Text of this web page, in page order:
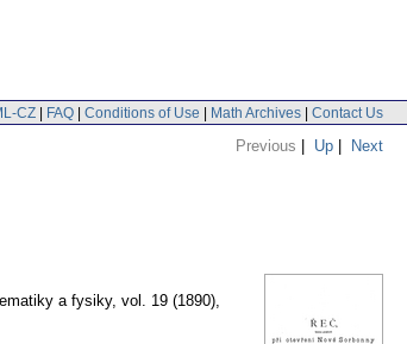
CZ | FAQ | Conditions of Use | Math Archives | Contact Us
Previous | Up | Next
a fysiky, vol. 19 (1890),